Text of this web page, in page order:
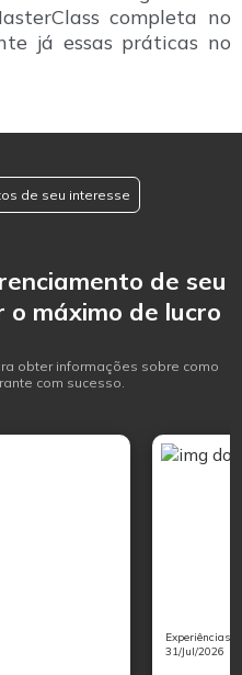
completa no
já essas práticas no
de seu interesse
de seu
máximo de lucro
obter informações sobre como
com sucesso.
Experiências
31/Jul/2026